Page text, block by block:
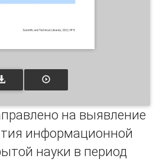
на выявление
информационной
науки в период